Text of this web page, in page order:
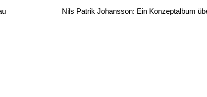
Nils Patrik Johansson: Ein Konzeptalbum